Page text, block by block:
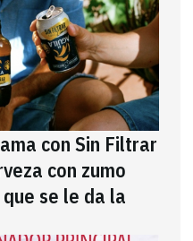
con Sin Filtrar
con zumo
se le da la